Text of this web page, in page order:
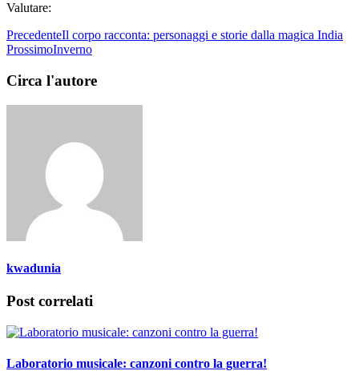
Valutare:
PrecedenteIl corpo racconta: personaggi e storie dalla magica India
ProssimoInverno
Circa l'autore
kwadunia
Post correlati
Laboratorio musicale: canzoni contro la guerra!